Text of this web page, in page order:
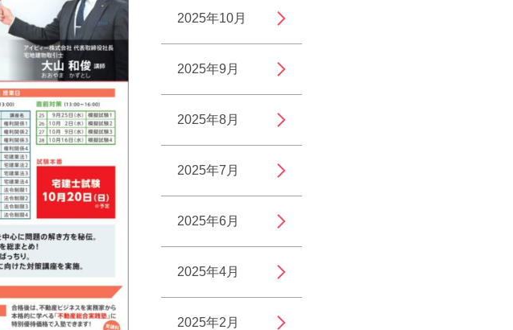
2025年10月
2025年9月
2025年8月
2025年7月
2025年6月
2025年4月
2025年2月